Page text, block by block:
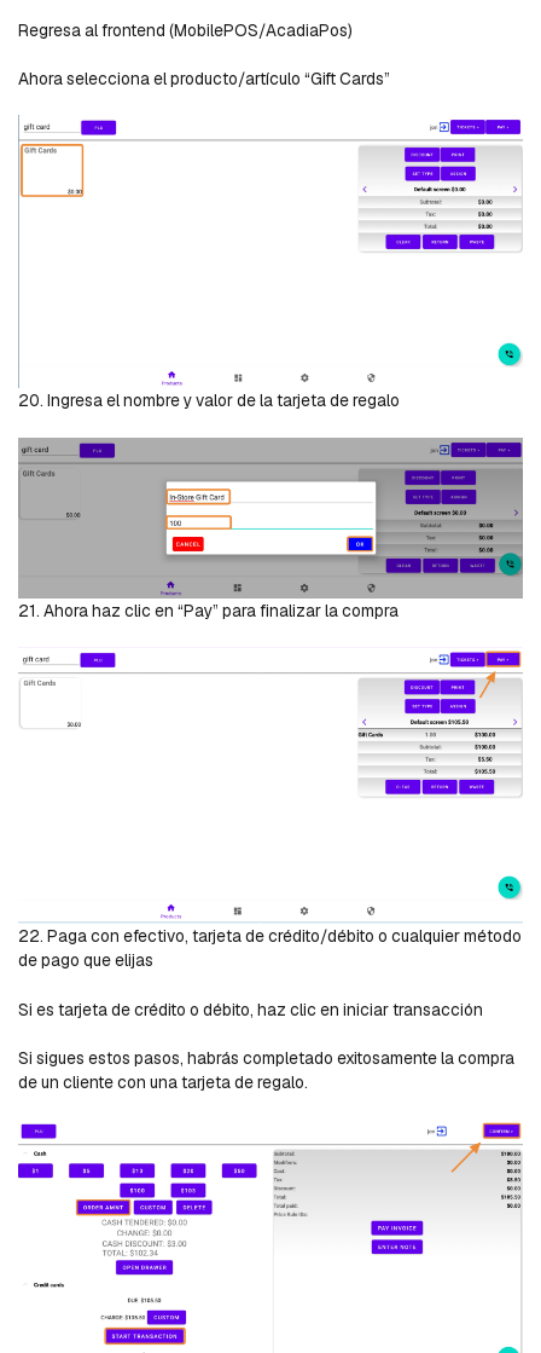
Regresa al frontend (MobilePOS/AcadiaPos)
Ahora selecciona el producto/artículo “Gift Cards”
20. Ingresa el nombre y valor de la tarjeta de regalo
21. Ahora haz clic en “Pay” para finalizar la compra
22. Paga con efectivo, tarjeta de crédito/débito o cualquier método
de pago que elijas
Si es tarjeta de crédito o débito, haz clic en iniciar transacción
Si sigues estos pasos, habrás completado exitosamente la compra
de un cliente con una tarjeta de regalo.